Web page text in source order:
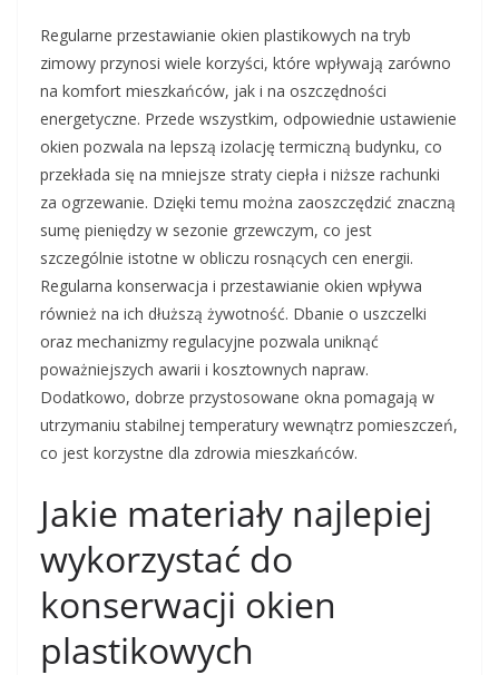
Regularne przestawianie okien plastikowych na tryb
zimowy przynosi wiele korzyści, które wpływają zarówno
na komfort mieszkańców, jak i na oszczędności
energetyczne. Przede wszystkim, odpowiednie ustawienie
okien pozwala na lepszą izolację termiczną budynku, co
przekłada się na mniejsze straty ciepła i niższe rachunki
za ogrzewanie. Dzięki temu można zaoszczędzić znaczną
sumę pieniędzy w sezonie grzewczym, co jest
szczególnie istotne w obliczu rosnących cen energii.
Regularna konserwacja i przestawianie okien wpływa
również na ich dłuższą żywotność. Dbanie o uszczelki
oraz mechanizmy regulacyjne pozwala uniknąć
poważniejszych awarii i kosztownych napraw.
Dodatkowo, dobrze przystosowane okna pomagają w
utrzymaniu stabilnej temperatury wewnątrz pomieszczeń,
co jest korzystne dla zdrowia mieszkańców.
Jakie materiały najlepiej
wykorzystać do
konserwacji okien
plastikowych